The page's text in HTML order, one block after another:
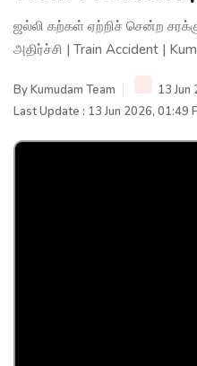
ஜல்லி கற்கள் ஏற்றிச் சென்ற சரக்கு
அதிர்ச்சி | Train Accident |
ByKumudam Team
13 Jun
Last Update : 13 Jun 2026, 01:49